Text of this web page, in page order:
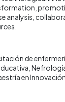
analysis,
de
en